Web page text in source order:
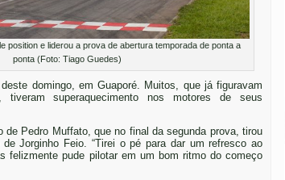
position e liderou a prova de abertura temporada de ponta a
ponta (Foto: Tiago Guedes)
domingo, em Guaporé. Muitos, que já figuravam
tiveram superaquecimento nos motores de seus
de Pedro Muffato, que no final da segunda prova, tirou
Jorginho Feio. “Tirei o pé para dar um refresco ao
felizmente pude pilotar em um bom ritmo do começo